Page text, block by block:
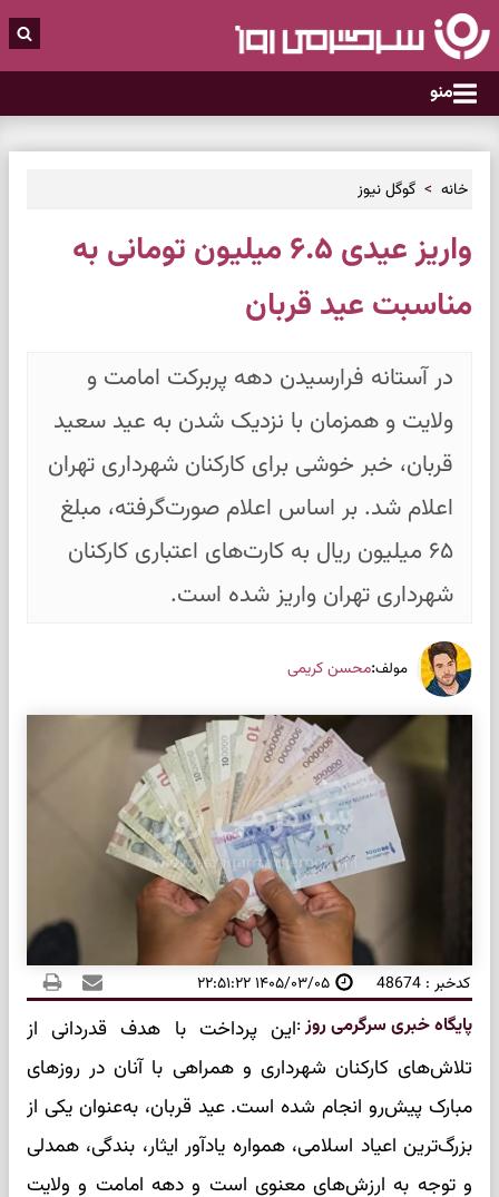
منو
خانه گوگل نیوز
واریز عیدی ۶.۵ میلیون تومانی به
مناسبت عید قربان
در آستانه فرارسیدن دهه پربرکت امامت و
ولایت و همزمان با نزدیک شدن به عید سعید
قربان، خبر خوشی برای کارکنان شهرداری تهران
اعلام شد. بر اساس اعلام صورت‌گرفته، مبلغ
۶۵ میلیون ریال به کارت‌های اعتباری کارکنان
شهرداری تهران واریز شده است.
مولف:محسن کریمی
کدخبر : 48674 ۱۴۰۵/۰۳/۰۵ ۲۲:۵۱:۲۲
پایگاه خبری سرگرمی روز:این پرداخت با هدف قدردانی از
تلاش‌های کارکنان شهرداری و همراهی با آنان در روزهای
مبارک پیش‌رو انجام شده است. عید قربان، به‌عنوان یکی از
بزرگ‌ترین اعیاد اسلامی، همواره یادآور ایثار، بندگی، همدلی
و توجه به ارزش‌های معنوی است و دهه امامت و ولایت